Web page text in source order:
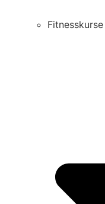
Fitnesskurse